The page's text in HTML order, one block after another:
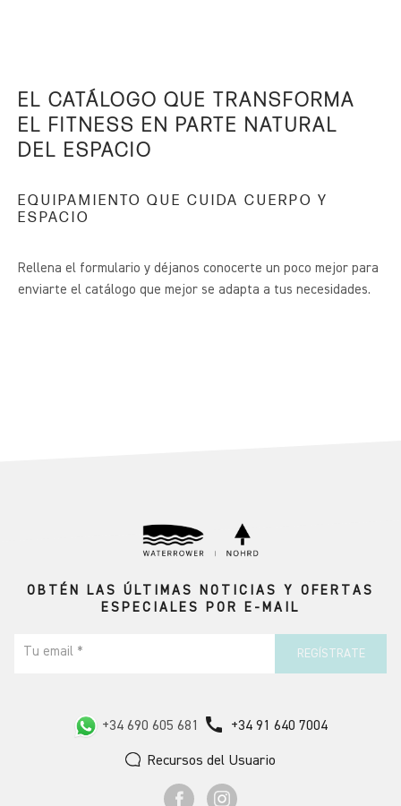
EL CATÁLOGO QUE TRANSFORMA
EL FITNESS EN PARTE NATURAL
DEL ESPACIO
EQUIPAMIENTO QUE CUIDA CUERPO Y
ESPACIO
Rellena el formulario y déjanos conocerte un poco mejor para
enviarte el catálogo que mejor se adapta a tus necesidades.
OBTÉN LAS ÚLTIMAS NOTICIAS Y OFERTAS
ESPECIALES POR E-MAIL
Tu email * REGÍSTRATE
+34 690 605 681 call +34 91 640 7004
Recursos del Usuario